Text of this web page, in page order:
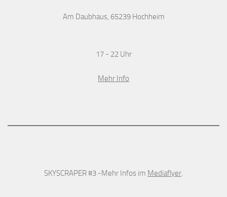
Am Daubhaus, 65239 Hochheim
17 - 22 Uhr
Mehr Info
SKYSCRAPER #3 -Mehr Infos im Mediaflyer